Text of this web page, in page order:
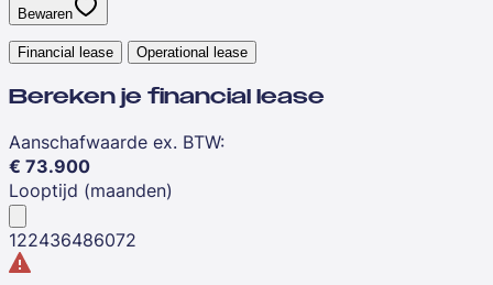
Bewaren
Financial lease Operational lease
Bereken je financial lease
Aanschafwaarde ex. BTW:
€ 73.900
Looptijd (maanden)
122436486072